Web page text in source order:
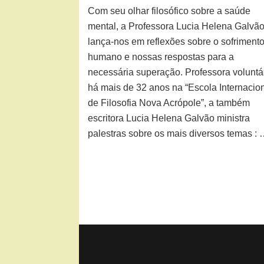
Com seu olhar filosófico sobre a saúde
mental, a Professora Lucia Helena Galvão
lança-nos em reflexões sobre o sofrimento
humano e nossas respostas para a
necessária superação. Professora
há mais de 32 anos na “Escola
de Filosofia Nova Acrópole”, a também
escritora Lucia Helena Galvão ministra
palestras sobre os mais diversos temas :